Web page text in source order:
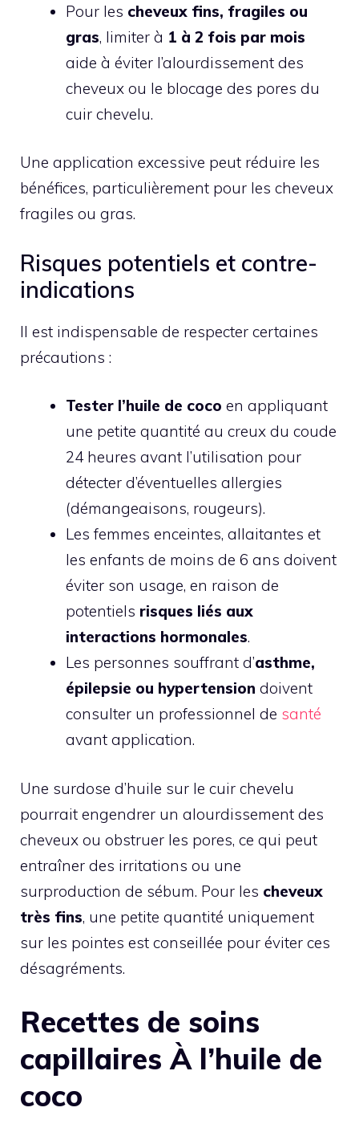
Pour les cheveux fins, fragiles ou
gras, limiter à 1 à 2 fois par mois
aide à éviter l’alourdissement des
cheveux ou le blocage des pores du
cuir chevelu.
Une application excessive peut réduire les
bénéfices, particulièrement pour les cheveux
fragiles ou gras.
Risques potentiels et contre-
indications
Il est indispensable de respecter certaines
précautions :
Tester l’huile de coco en appliquant
une petite quantité au creux du coude
24 heures avant l’utilisation pour
détecter d’éventuelles allergies
(démangeaisons, rougeurs).
Les femmes enceintes, allaitantes et
les enfants de moins de 6 ans doivent
éviter son usage, en raison de
potentiels risques liés aux
interactions hormonales.
Les personnes souffrant d’asthme,
épilepsie ou hypertension doivent
consulter un professionnel de santé
avant application.
Une surdose d’huile sur le cuir chevelu
pourrait engendrer un alourdissement des
cheveux ou obstruer les pores, ce qui peut
entraîner des irritations ou une
surproduction de sébum. Pour les cheveux
très fins, une petite quantité uniquement
sur les pointes est conseillée pour éviter ces
désagréments.
Recettes de soins
capillaires À l’huile de
coco